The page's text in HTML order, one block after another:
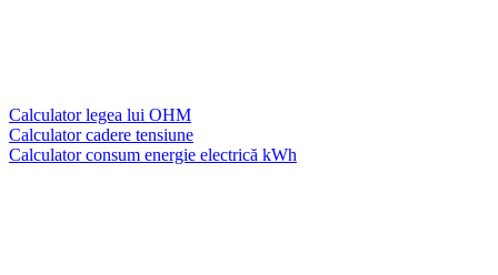
Calculator legea lui OHM
Calculator cadere tensiune
Calculator consum energie electrică kWh